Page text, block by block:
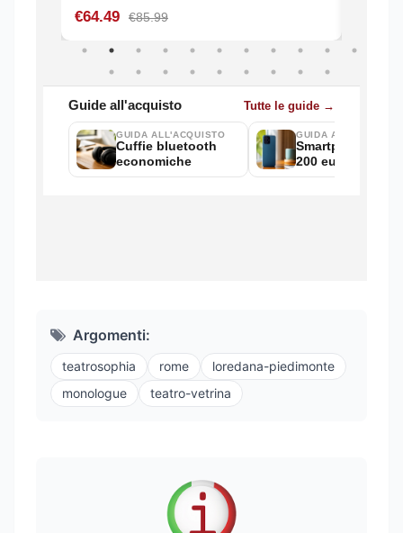
Argomenti:
teatrosophia rome
loredana-piedimonte
monologue
teatro-vetrina